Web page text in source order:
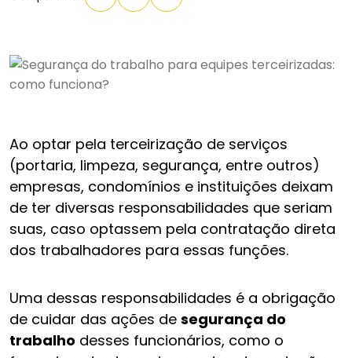
Ao optar pela terceirização de serviços
(portaria, limpeza, segurança, entre outros)
empresas, condomínios e instituições deixam
de ter diversas responsabilidades que seriam
suas, caso optassem pela contratação direta
dos trabalhadores para essas funções.
Uma dessas responsabilidades é a obrigação
de cuidar das ações de segurança do
trabalho desses funcionários, como o